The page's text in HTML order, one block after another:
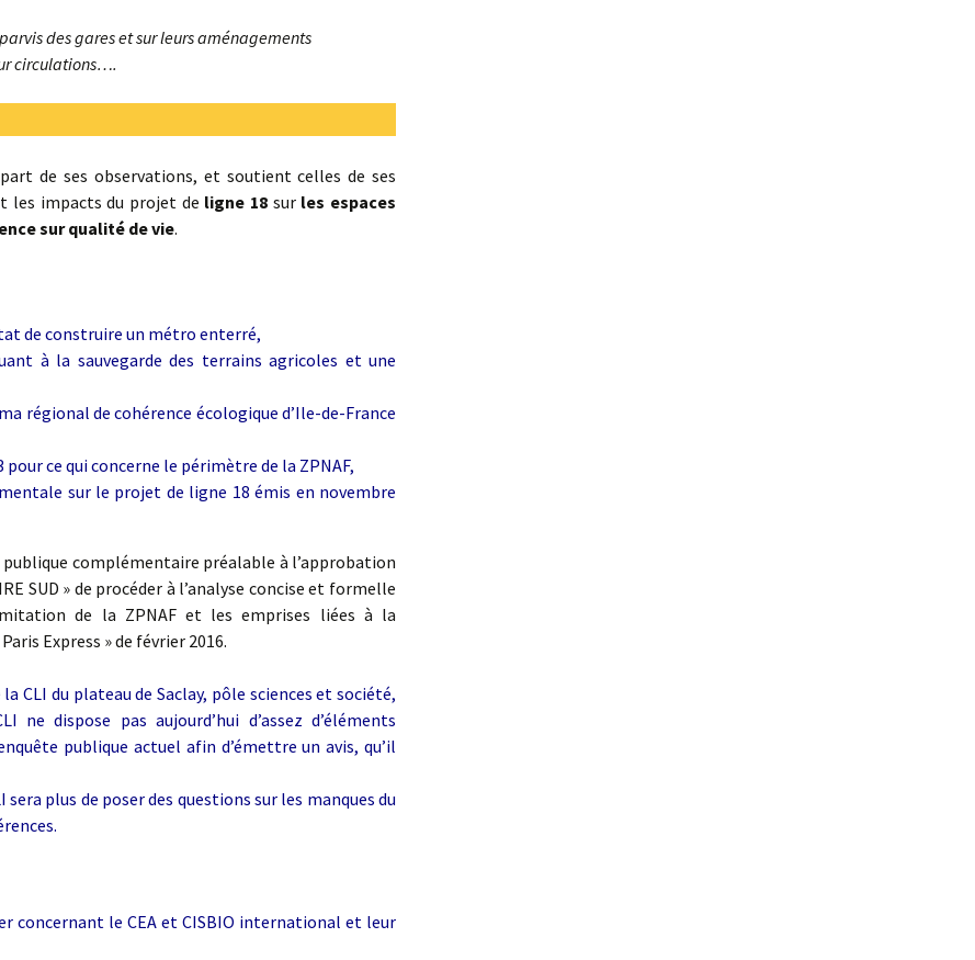
des
portables « La transition
GIEC, bientôt le fin de
BRASSEUR
des gares et sur leurs aménagements
circulations….
de ses observations, et soutient celles de ses
les impacts du projet de ligne 18 sur les espaces
sur qualité de vie.
de construire un métro enterré,
à la sauvegarde des terrains agricoles et une
régional de cohérence écologique d’Ile-de-France
pour ce qui concerne le périmètre de la ZPNAF,
sur le projet de ligne 18 émis en novembre
publique complémentaire préalable à l’approbation
SUD » de procéder à l’analyse concise et formelle
de la ZPNAF et les emprises liées à la
Express » de février 2016.
CLI du plateau de Saclay, pôle sciences et société,
dispose pas aujourd’hui d’assez d’éléments
publique actuel afin d’émettre un avis, qu’il
plus de poser des questions sur les manques du
concernant le CEA et CISBIO international et leur